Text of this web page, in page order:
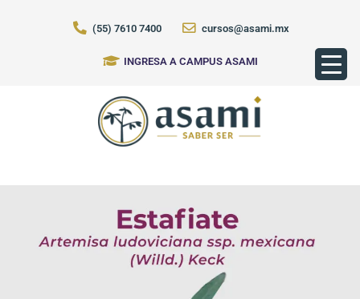
(55) 7610 7400 cursos@asami.mx
INGRESA A CAMPUS ASAMI